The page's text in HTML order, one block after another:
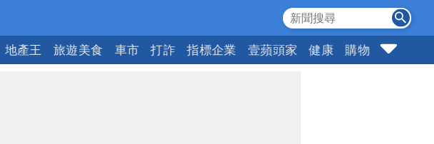
地產王 旅遊美食 車市 打詐 指標企業 壹蘋頭家 健康 購物 女神